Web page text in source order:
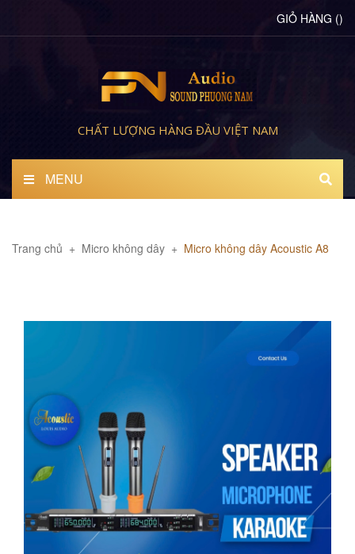
GIỎ HÀNG ()
CHẤT LƯỢNG HÀNG ĐẦU VIỆT NAM
MENU
Trang chủ + Micro không dây + Micro không dây Acoustic A8